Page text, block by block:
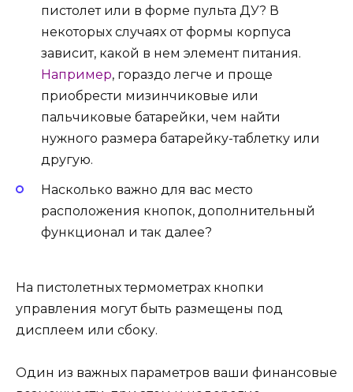
пистолет или в форме пульта ДУ? В
некоторых случаях от формы корпуса
зависит, какой в нем элемент питания.
Например, гораздо легче и проще
приобрести мизинчиковые или
пальчиковые батарейки, чем найти
нужного размера батарейку-таблетку или
другую.
Насколько важно для вас место
расположения кнопок, дополнительный
функционал и так далее?
На пистолетных термометрах кнопки
управления могут быть размещены под
дисплеем или сбоку.
Один из важных параметров ваши финансовые